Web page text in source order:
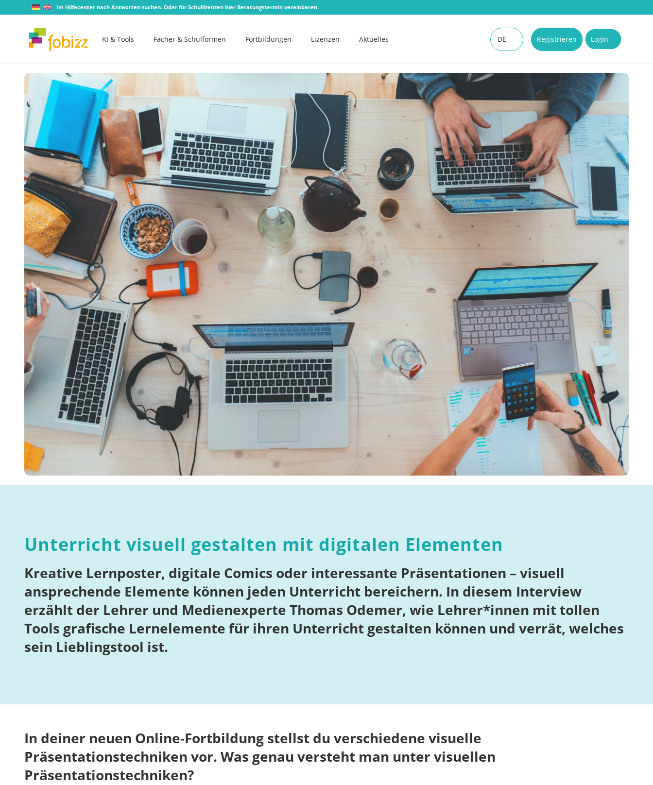
Im Hilfecenter nach Antworten suchen. Oder für Schullizenzen hier Beratungstermin vereinbaren.
KI & Tools Fächer & Schulformen Fortbildungen Lizenzen Aktuelles Registrieren Login
DE
Unterricht visuell gestalten mit digitalen Elementen
Kreative Lernposter, digitale Comics oder interessante Präsentationen – visuell
ansprechende Elemente können jeden Unterricht bereichern. In diesem Interview
erzählt der Lehrer und Medienexperte Thomas Odemer, wie Lehrer*innen mit tollen
Tools grafische Lernelemente für ihren Unterricht gestalten können und verrät, welches
sein Lieblingstool ist.
In deiner neuen Online-Fortbildung stellst du verschiedene visuelle
Präsentationstechniken vor. Was genau versteht man unter visuellen
Präsentationstechniken?